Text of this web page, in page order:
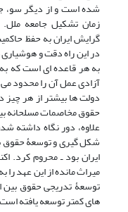
شده است و از دیگر سو،
زمان تشکیل جامعه
گرایش ایران به حفظ
در این راه دقت و
به هر قاعده ای است که
آزادی عمل آن را محدود
دولت ها بیشتر از هر چیز
حقوق مخاصمات مسلحانه
علاوه، دور نگاه داشته
شکل گیری و توسعۀ حقوق
ایران بود ـ محروم کرد.
میراث مانده از این عهد
توسعۀ تدریجی حقوق بین
های کمتر توسعه یافته